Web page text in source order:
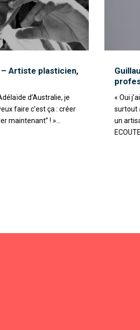
Artiste plasticien,
d’Australie, je
faire c’est ça : créer
maintenant” ! »...
« Oui
surtout
un